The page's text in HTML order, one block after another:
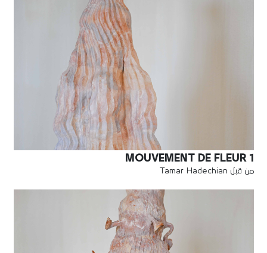
MOUVEMENT DE FLEUR 1
من قبل Tamar Hadechian